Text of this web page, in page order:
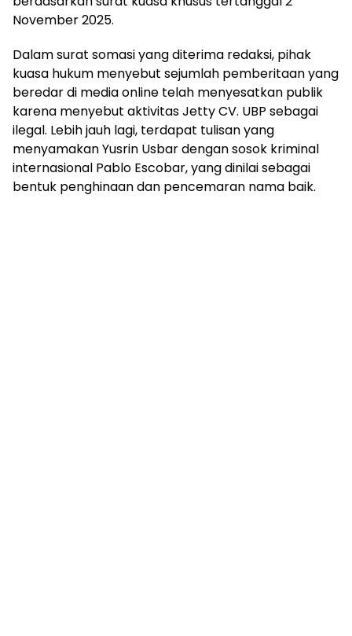
November 2025.
Dalam surat somasi yang diterima redaksi, pihak
kuasa hukum menyebut sejumlah pemberitaan yang
beredar di media online telah menyesatkan publik
karena menyebut aktivitas Jetty CV. UBP sebagai
ilegal. Lebih jauh lagi, terdapat tulisan yang
menyamakan Yusrin Usbar dengan sosok kriminal
internasional Pablo Escobar, yang dinilai sebagai
bentuk penghinaan dan pencemaran nama baik.